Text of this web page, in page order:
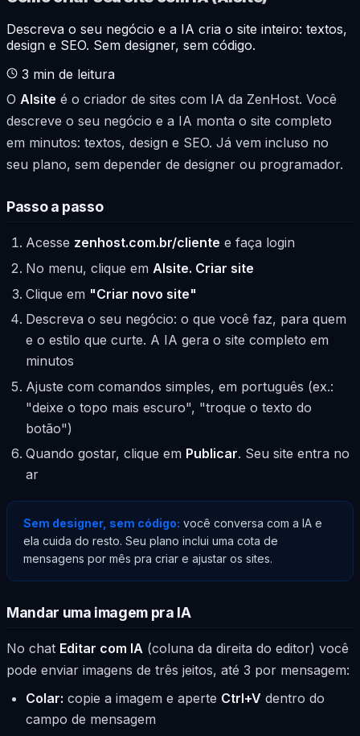
Descreva o seu negócio e a IA cria o site inteiro: textos,
design e SEO. Sem designer, sem código.
3 min de leitura
O Alsite é o criador de sites com IA da ZenHost. Você
descreve o seu negócio e a IA monta o site completo
em minutos: textos, design e SEO. Já vem incluso no
seu plano, sem depender de designer ou programador.
Passo a passo
Acesse zenhost.com.br/cliente e faça login
No menu, clique em Alsite. Criar site
Clique em "Criar novo site"
Descreva o seu negócio: o que você faz, para quem
e o estilo que curte. A IA gera o site completo em
minutos
Ajuste com comandos simples, em português (ex.:
"deixe o topo mais escuro", "troque o texto do
botão")
Quando gostar, clique em Publicar. Seu site entra no
ar
Sem designer, sem código: você conversa com a IA e
ela cuida do resto. Seu plano inclui uma cota de
mensagens por mês pra criar e ajustar os sites.
Mandar uma imagem pra IA
No chat Editar com IA (coluna da direita do editor) você
pode enviar imagens de três jeitos, até 3 por mensagem:
Colar: copie a imagem e aperte Ctrl+V dentro do
campo de mensagem